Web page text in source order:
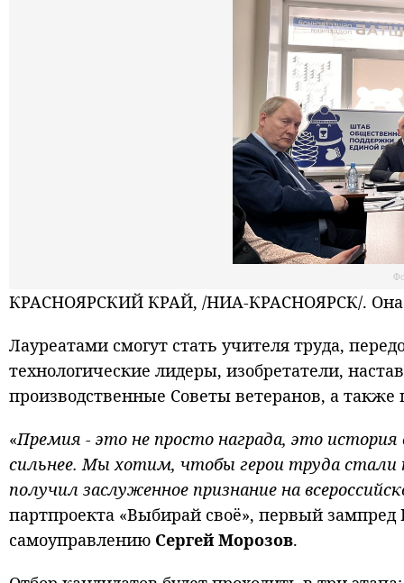
КРАСНОЯРСКИЙ КРАЙ, /НИА-КРАСНОЯРСК/. Она
Лауреатами смогут стать учителя труда,
технологические лидеры, изобретатели,
производственные Советы ветеранов, а
«Премия - это не просто награда, это
сильнее. Мы хотим, чтобы герои труда
получил заслуженное признание на
партпроекта «Выбирай своё», первый
самоуправлению СергейМорозов.